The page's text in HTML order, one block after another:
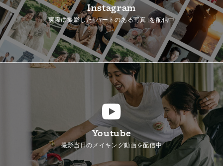
Instagram
実際に撮影した「ハートのある写真」を配信中
Youtube
撮影当日のメイキング動画を配信中